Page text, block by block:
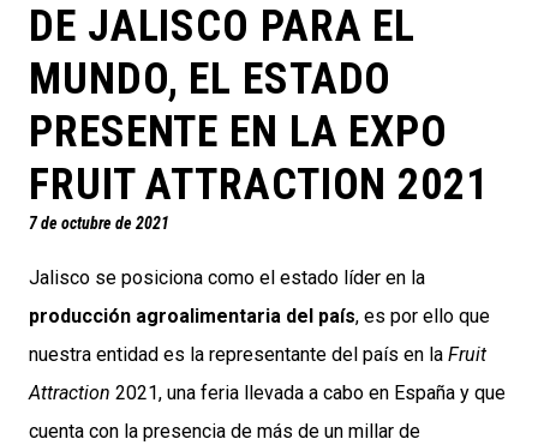
DE JALISCO PARA EL
MUNDO, EL ESTADO
PRESENTE EN LA EXPO
FRUIT ATTRACTION 2021
7 de octubre de 2021
Jalisco se posiciona como el estado líder en la
producción agroalimentaria del país, es por ello que
nuestra entidad es la representante del país en la Fruit
Attraction 2021, una feria llevada a cabo en España y que
cuenta con la presencia de más de un millar de